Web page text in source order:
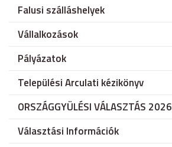
Falusi szálláshelyek
Vállalkozások
Pályázatok
Települési Arculati kézikönyv
ORSZÁGGYÜLÉSI VÁLASZTÁS 2026
Választási Információk